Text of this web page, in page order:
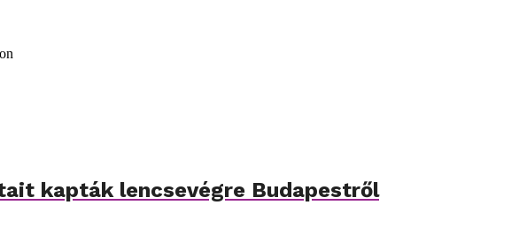
kapták lencsevégre Budapestről